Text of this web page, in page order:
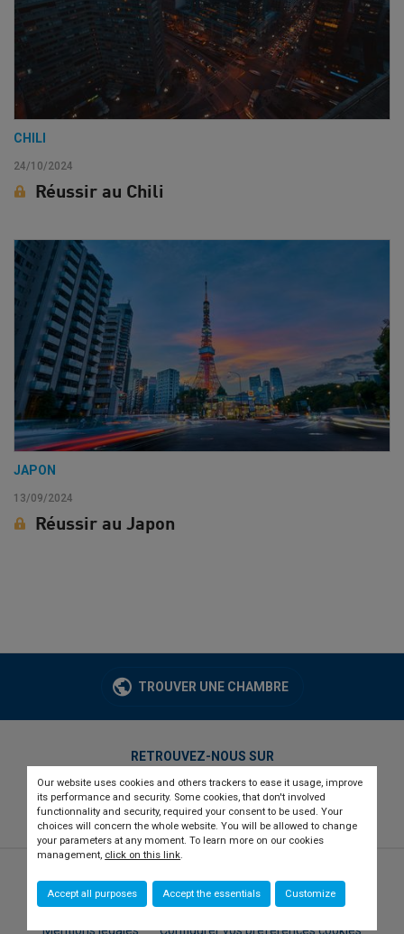
Our website uses cookies and others trackers to ease it usage, improve
its performance and security. Some cookies, that don't involved
functionnality and security, required your consent to be used. Your
choices will concern the whole website. You will be allowed to change
your parameters at any moment. To learn more on our cookies
management, click on this link.
Accept all purposes Accept the essentials Customize
CHILI
24/10/2024
Réussir au Chili
JAPON
13/09/2024
Réussir au Japon
TROUVER UNE CHAMBRE
RETROUVEZ-NOUS SUR
twitterlinkedinyoutube
Qui sommes-nous ?
Recrutement Presse
Contact
Mentions légales
Configurer vos préférences cookies